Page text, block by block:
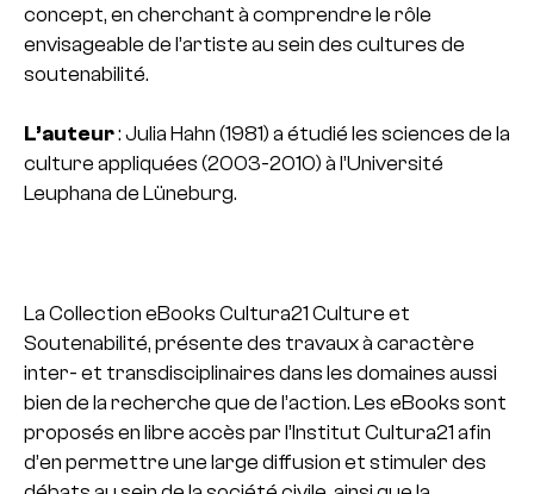
concept, en cherchant à comprendre le rôle
envisageable de l’artiste au sein des cultures de
soutenabilité.
L’auteur: Julia Hahn (1981) a étudié les sciences de la
culture appliquées (2003-2010) à l’Université
Leuphana de Lüneburg.
La Collection eBooks Cultura21 Culture et
Soutenabilité, présente des travaux à caractère
inter- et transdisciplinaires dans les domaines aussi
bien de la recherche que de l’action. Les eBooks sont
proposés en libre accès par l’Institut Cultura21 afin
d’en permettre une large diffusion et stimuler des